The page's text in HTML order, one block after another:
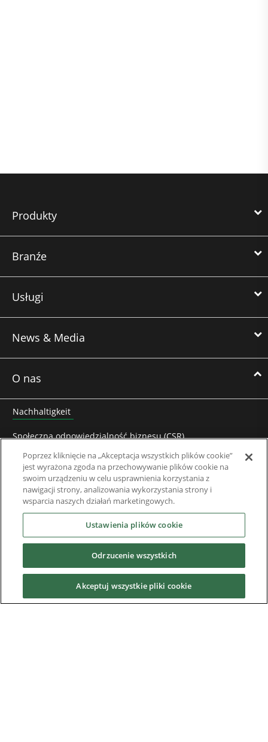
Produkty
Branźe
Usługi
News & Media
O nas
Nachhaltigkeit
Społeczna odpowiedzialność biznesu (CSR)
Kontakt z Control Techniques Polska
Frequently Asked Questions
Partnerzy
Downloads
Nidec Brands
Poprzez kliknięcie na „Akceptacja wszystkich plików cookie”
jest wyrażona zgoda na przechowywanie plików cookie na
swoim urządzeniu w celu usprawnienia korzystania z
nawigacji strony, analizowania wykorzystania strony i
wsparcia naszych działań marketingowych.
Ustawienia plików cookie
Odrzucenie wszystkich
Akceptuj wszystkie pliki cookie